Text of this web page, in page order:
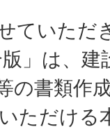
ていただ
」は、建
の書類作
ただける